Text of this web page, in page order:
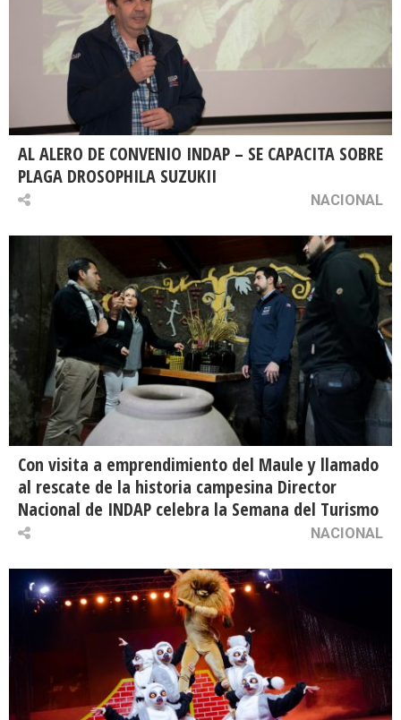
AL ALERO DE CONVENIO INDAP – SE CAPACITA SOBRE
PLAGA DROSOPHILA SUZUKII
NACIONAL
Con visita a emprendimiento del Maule y llamado
al rescate de la historia campesina Director
Nacional de INDAP celebra la Semana del Turismo
NACIONAL